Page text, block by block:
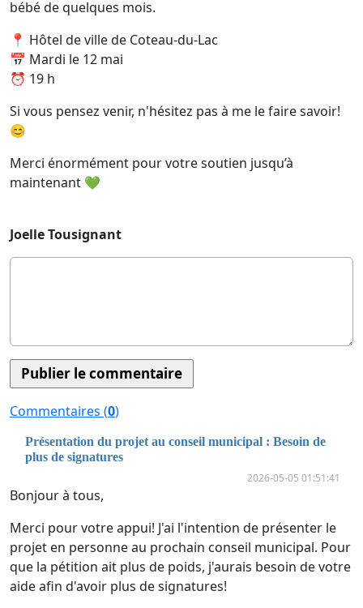
bébé de quelques mois.
📍 Hôtel de ville de Coteau-du-Lac
📅 Mardi le 12 mai
⏰ 19 h
Si vous pensez venir, n'hésitez pas à me le faire savoir!
😊
Merci énormément pour votre soutien jusqu’à
maintenant 💚
Joelle Tousignant
Commentaires (0)
Présentation du projet au conseil municipal : Besoin de
plus de signatures
2026-05-05 01:51:41
Bonjour à tous,
Merci pour votre appui! J'ai l'intention de présenter le
projet en personne au prochain conseil municipal. Pour
que la pétition ait plus de poids, j'aurais besoin de votre
aide afin d'avoir plus de signatures!